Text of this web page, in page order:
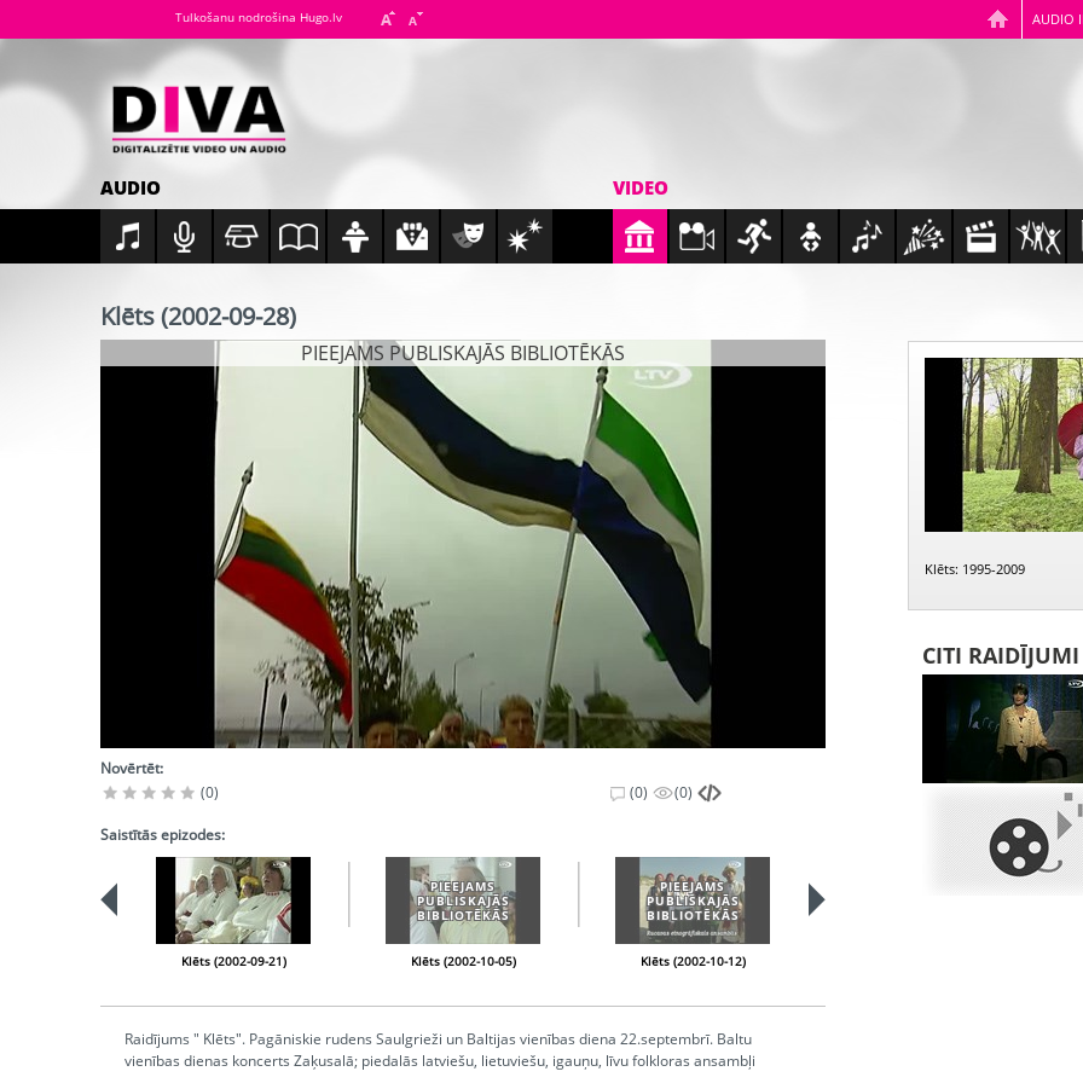
AUDIO
Tulkošanu nodrošina Hugo.lv
AUDIO VIDEO
Klēts (2002-09-28)
PIEEJAMS PUBLISKAJĀS BIBLIOTĒKĀS
Novērtēt:
(0)
(0) (0)
Saistītās epizodes:
Klēts (2002-09-21)
PIEEJAMS
PUBLISKAJĀS
BIBLIOTĒKĀS
Klēts (2002-10-05)
PIEEJAMS
PUBLISKAJĀS
BIBLIOTĒKĀS
Klēts (2002-10-12)
PIEEJAMS
Raidījums " Klēts". Pagāniskie rudens Saulgrieži un Baltijas vienības diena 22.septembrī. Baltu
vienības dienas koncerts Zaķusalā; piedalās latviešu, lietuviešu, igauņu, līvu folkloras ansambļi
Klēts: 1995-2009
CITI